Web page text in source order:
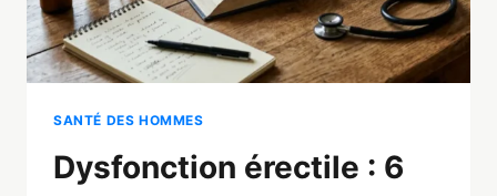
SANTÉ DES HOMMES
Dysfonction érectile : 6